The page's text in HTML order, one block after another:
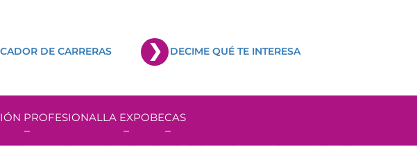
DE CARRERAS DECIME QUÉ TE INTERESA
PROFESIONALLA EXPOBECAS